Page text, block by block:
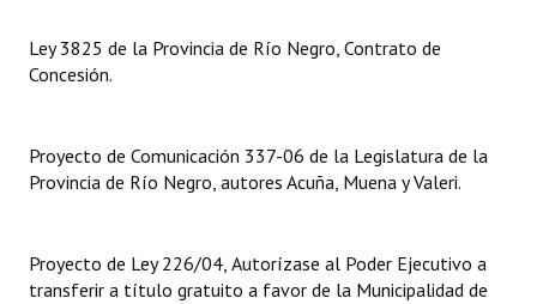
Actas de Audiencias Públicas
Comunicaciones
Resoluciones
Ley 3825 de la Provincia de Río Negro, Contrato de
Concesión.
Proyecto de Comunicación 337-06 de la Legislatura de la
Provincia de Río Negro, autores Acuña, Muena y Valeri.
Proyecto de Ley 226/04, Autorízase al Poder Ejecutivo a
transferir a título gratuito a favor de la Municipalidad de